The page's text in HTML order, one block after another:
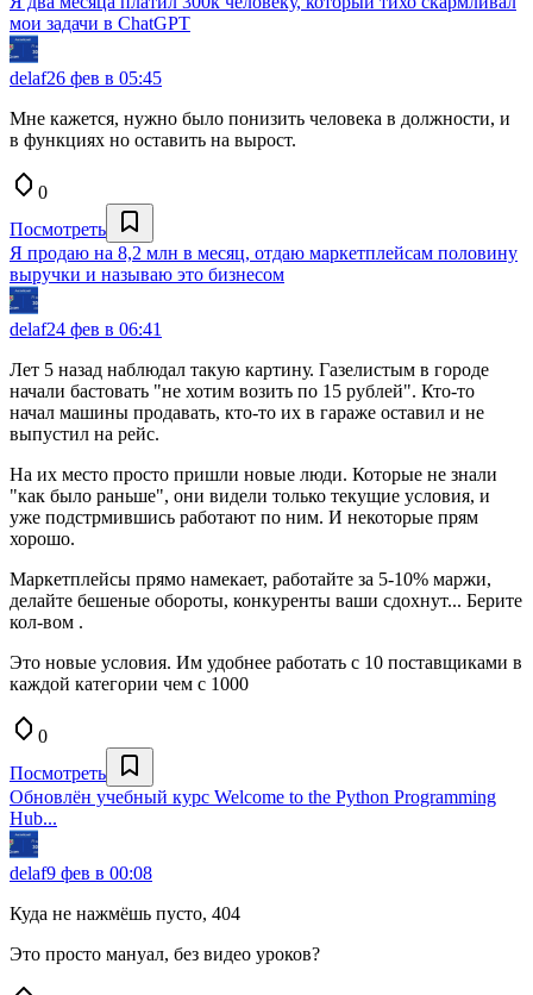
мои задачи в ChatGPT
delaf26 фев в 05:45
Мне кажется, нужно было понизить человека в должности, и
в функциях но оставить на вырост.
0
Посмотреть
Я продаю на 8,2 млн в месяц, отдаю маркетплейсам половину
выручки и называю это бизнесом
delaf24 фев в 06:41
Лет 5 назад наблюдал такую картину. Газелистым в городе
начали бастовать "не хотим возить по 15 рублей". Кто-то
начал машины продавать, кто-то их в гараже оставил и не
выпустил на рейс.
На их место просто пришли новые люди. Которые не знали
"как было раньше", они видели только текущие условия, и
уже подстрмившись работают по ним. И некоторые прям
хорошо.
Маркетплейсы прямо намекает, работайте за 5-10% маржи,
делайте бешеные обороты, конкуренты ваши сдохнут... Берите
кол-вом .
Это новые условия. Им удобнее работать с 10 поставщиками в
каждой категории чем с 1000
0
Посмотреть
Обновлён учебный курс Welcome to the Python Programming
Hub...
delaf9 фев в 00:08
Куда не нажмёшь пусто, 404
Это просто мануал, без видео уроков?